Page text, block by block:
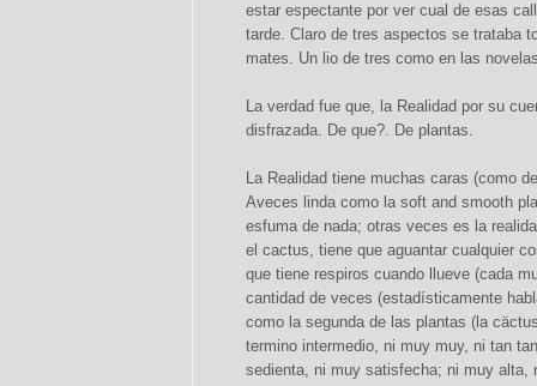
estar espectante por ver cual de esas
tarde. Claro de tres aspectos se
mates. Un lio de tres como en las
La verdad fue que, la Realidad por su
disfrazada. De que?. De plantas.
La Realidad tiene muchas caras (como
Aveces linda como la soft and smooth
esfuma de nada; otras veces es la
el cactus, tiene que aguantar cualquier
que tiene respiros cuando llueve (cada
cantidad de veces (estadísticamente
como la segunda de las plantas (la
termino intermedio, ni muy muy, ni tan
sedienta, ni muy satisfecha; ni muy